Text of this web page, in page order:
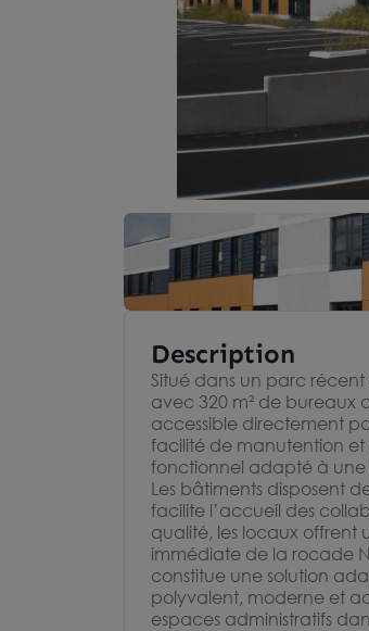
Description
Situé dans un parc
avec 320 m² de bureaux
accessible directement
facilité de manutention
fonctionnel adapté à une
Les bâtiments disposent
facilite l’accueil des
qualité, les locaux offrent
immédiate de la rocade
constitue une solution
polyvalent, moderne et
espaces administratifs